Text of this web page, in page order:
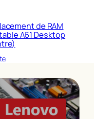
de RAM
A61 Desktop